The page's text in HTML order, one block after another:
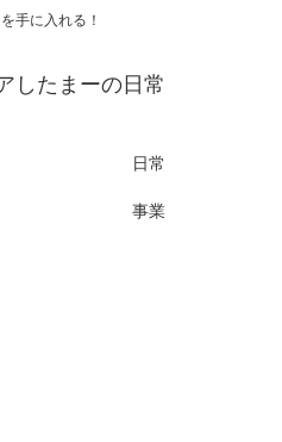
手に入れる！
したまーの日常
日常
事業